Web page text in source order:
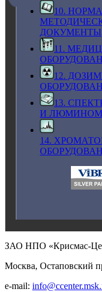
10.
ДОКУМЕНТЫ
11.
12.
13.
И
14.
ЗАО НПО «Крисмас-
Москва, Остаповский
e-mail: